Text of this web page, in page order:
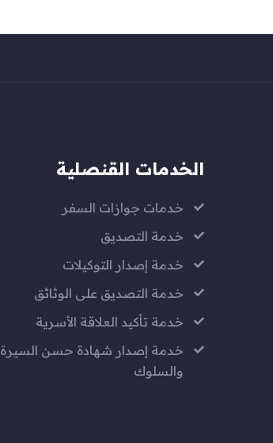
الخدمات القنصلية
خدمات جوازات السفر
خدمة التصديق
خدمة إصدار التوكيلات
خدمة التصديق على الوثائق
خدمة تأكيد العلاقة الأسرية
خدمة إصدار شهادة حسن السيرة
والسلوك